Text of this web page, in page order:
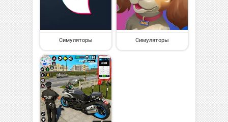
Симуляторы Симуляторы